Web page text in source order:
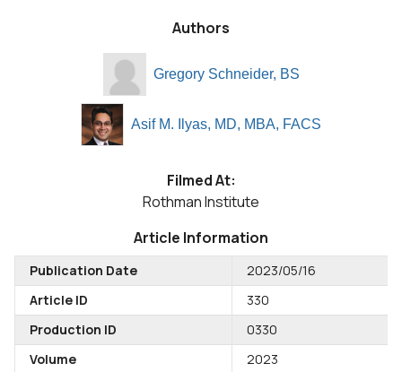
Authors
Gregory Schneider, BS
Asif M. Ilyas, MD, MBA, FACS
Filmed At:
Rothman Institute
Article Information
Publication Date
2023/05/16
Article ID
330
Production ID
0330
Volume
2023